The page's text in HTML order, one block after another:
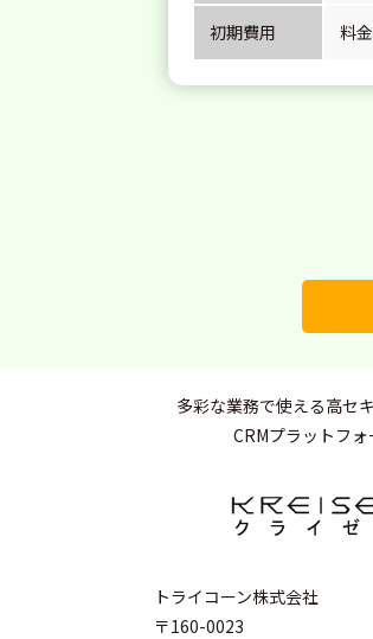
初期費用 料
多彩な業務で使える高セ
CRMプラットフォ
トライコーン株式会社
〒160-0023